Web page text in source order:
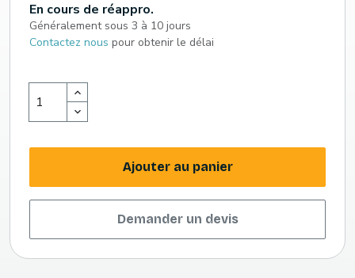
En cours de réappro.
Généralement sous 3 à 10 jours
Contactez nous pour obtenir le délai
Ajouter au panier
Demander un devis